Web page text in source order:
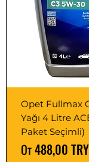
Opet Fullmax
Yağı 4 Litre
Paket Seçimli)
От488,00 TRY
Цена со скидкой